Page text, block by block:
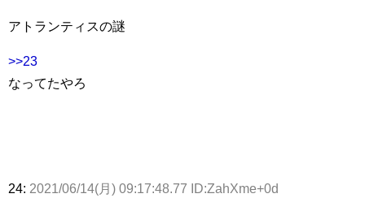
アトランティスの謎
>>23
なってたやろ
24: 2021/06/14(月) 09:17:48.77 ID:ZahXme+0d